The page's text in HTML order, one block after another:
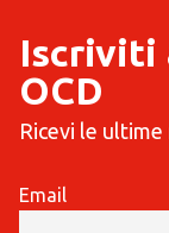
Iscriviti
OCD
Ricevi le
Email